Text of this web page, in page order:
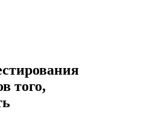
того,